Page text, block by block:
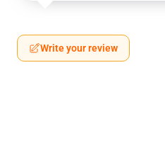
Write your review